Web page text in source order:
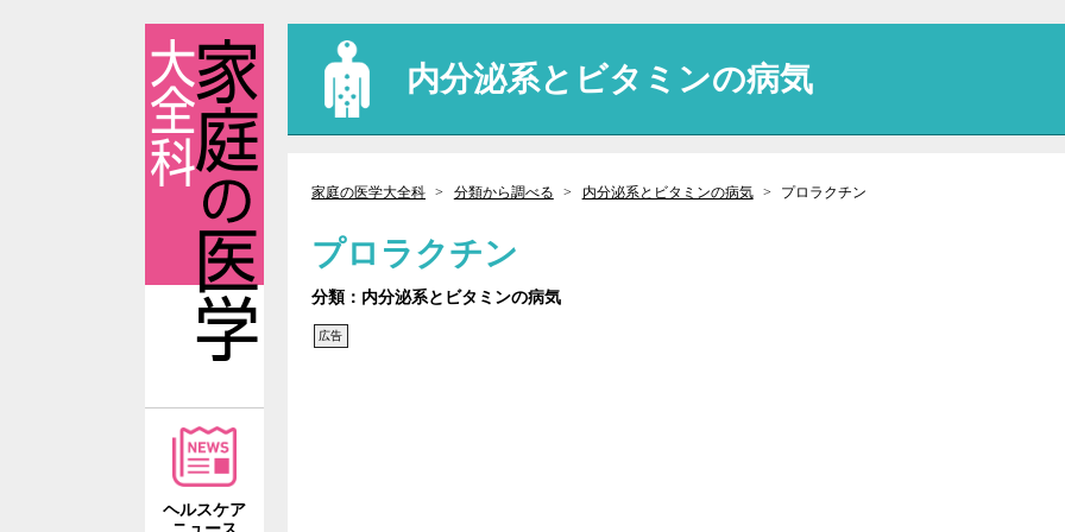
ヘルスケア
内分泌系とビタミンの病気
家庭の医学大全科 分類から調べる 内分泌系とビタミンの病気 プロラクチン
プロラクチン
分類：内分泌系とビタミンの病気
広告